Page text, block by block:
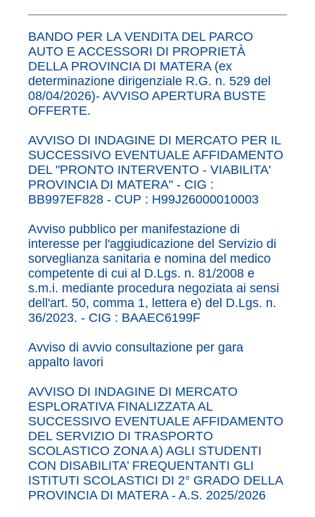
BANDO PER LA VENDITA DEL PARCO
AUTO E ACCESSORI DI PROPRIETÀ
DELLA PROVINCIA DI MATERA (ex
determinazione dirigenziale R.G. n. 529 del
08/04/2026)- AVVISO APERTURA BUSTE
OFFERTE.
AVVISO DI INDAGINE DI MERCATO PER IL
SUCCESSIVO EVENTUALE AFFIDAMENTO
DEL "PRONTO INTERVENTO - VIABILITA'
PROVINCIA DI MATERA" - CIG :
BB997EF828 - CUP : H99J26000010003
Avviso pubblico per manifestazione di
interesse per l'aggiudicazione del Servizio di
sorveglianza sanitaria e nomina del medico
competente di cui al D.Lgs. n. 81/2008 e
s.m.i. mediante procedura negoziata ai sensi
dell'art. 50, comma 1, lettera e) del D.Lgs. n.
36/2023. - CIG : BAAEC6199F
Avviso di avvio consultazione per gara
appalto lavori
AVVISO DI INDAGINE DI MERCATO
ESPLORATIVA FINALIZZATA AL
SUCCESSIVO EVENTUALE AFFIDAMENTO
DEL SERVIZIO DI TRASPORTO
SCOLASTICO ZONA A) AGLI STUDENTI
CON DISABILITA’ FREQUENTANTI GLI
ISTITUTI SCOLASTICI DI 2° GRADO DELLA
PROVINCIA DI MATERA - A.S. 2025/2026